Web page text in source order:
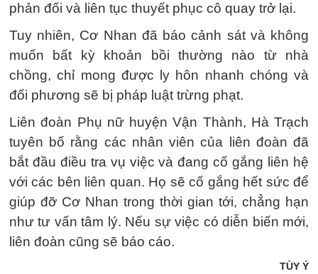
phản đối và liên tục thuyết phục cô quay trở lại.
Tuy nhiên, Cơ Nhan đã báo cảnh sát và không
muốn bất kỳ khoản bồi thường nào từ nhà
chồng, chỉ mong được ly hôn nhanh chóng và
đối phương sẽ bị pháp luật trừng phạt.
Liên đoàn Phụ nữ huyện Vận Thành, Hà Trạch
tuyên bố rằng các nhân viên của liên đoàn đã
bắt đầu điều tra vụ việc và đang cố gắng liên hệ
với các bên liên quan. Họ sẽ cố gắng hết sức để
giúp đỡ Cơ Nhan trong thời gian tới, chẳng hạn
như tư vấn tâm lý. Nếu sự việc có diễn biến mới,
liên đoàn cũng sẽ báo cáo.
TÙY Ý